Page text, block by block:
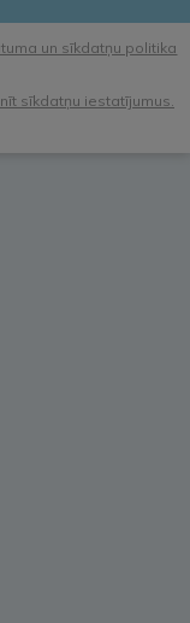
un sīkdatņu politika
sīkdatņu iestatījumus.